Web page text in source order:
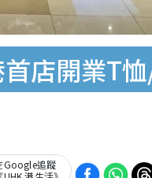
店開業T
Google追蹤